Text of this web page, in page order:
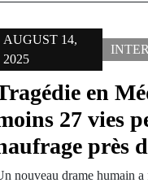
AUGUST 14,
2025
en
27 vies
près
nouveau drame humain